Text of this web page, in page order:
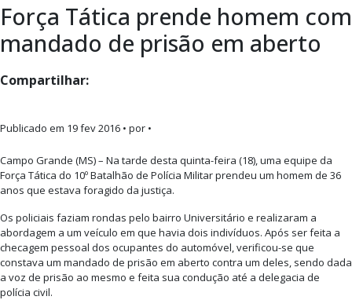
Força Tática prende homem com
mandado de prisão em aberto
Compartilhar:
Publicado em 19 fev 2016 • por •
Campo Grande (MS) – Na tarde desta quinta-feira (18), uma equipe da
Força Tática do 10º Batalhão de Polícia Militar prendeu um homem de 36
anos que estava foragido da justiça.
Os policiais faziam rondas pelo bairro Universitário e realizaram a
abordagem a um veículo em que havia dois indivíduos. Após ser feita a
checagem pessoal dos ocupantes do automóvel, verificou-se que
constava um mandado de prisão em aberto contra um deles, sendo dada
a voz de prisão ao mesmo e feita sua condução até a delegacia de
polícia civil.